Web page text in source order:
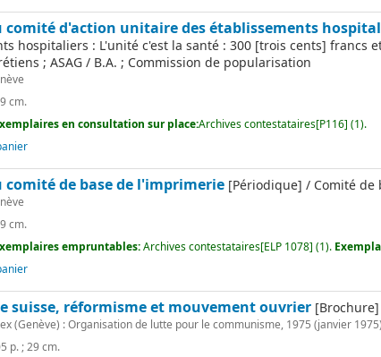
comité d'action unitaire des établissements
hospitaliers : L'unité c'est la santé : 300 [trois cents] francs
; ASAG / B.A. ; Commission de popularisation
cm.
en consultation sur place:Archives contestataires[P116] (1).
de base de l'imprimerie [Périodique] / Comité
cm.
empruntables:Archives contestataires[ELP 1078] (1).
suisse, réformisme et mouvement ouvrier
(Genève) : Organisation de lutte pour le communisme, 1975 (janvier 1975)
p. ; 29 cm.